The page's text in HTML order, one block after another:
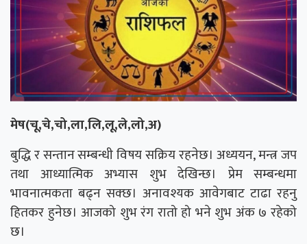
मेष(चू,चे,चो,ला,लि,लू,ले,लो,अ)
बुद्धि र सन्तान सम्बन्धी विषय सक्रिय रहनेछ। अध्ययन, मन्त्र जप
तथा आध्यात्मिक अभ्यास शुभ देखिन्छ। प्रेम सम्बन्धमा
भावनात्मकता बढ्न सक्छ। अनावश्यक आवेगबाट टाढा रहनु
हितकर हुनेछ। आजको शुभ रंग रातो हो भने शुभ अंक ७ रहेको
छ।